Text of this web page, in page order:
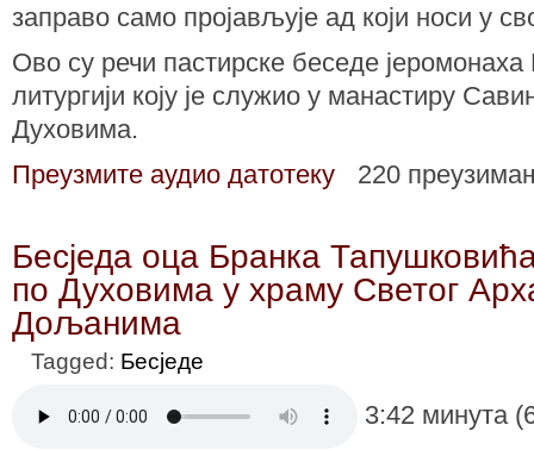
заправо само пројављује ад који носи у
Ово су речи пастирске беседе јеромонаха
литургији коју је служио у манастиру
Духовима.
Преузмите аудио датотеку
220
Бесједа оца Бранка
по Духовима у храму Светог
Дољанима
Tagged: Бесједе
3:42 минута